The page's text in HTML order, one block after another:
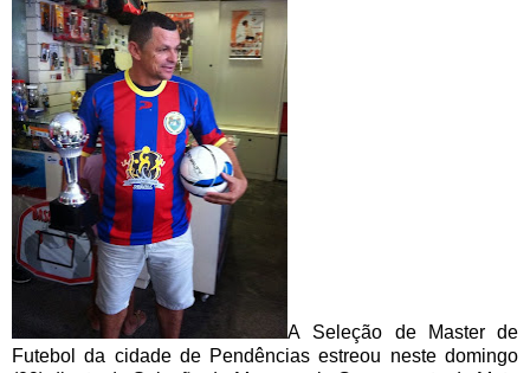
A
Seleção de Master de
Futebol da cidade de Pendências estreou neste domingo